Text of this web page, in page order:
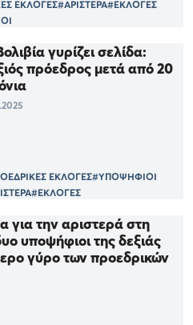
ΕΚΛΟΓΕΣ#ΑΡΙΣΤΕΡΑ#ΕΚΛΟΓΕΣ
γυρίζει σελίδα:
πρόεδρος μετά από 20
ΕΚΛΟΓΕΣ#ΥΠΟΨΗΦΙΟΙ
#ΕΚΛΟΓΕΣ
για την αριστερά στη
υποψήφιοι της δεξιάς
γύρο των προεδρικών